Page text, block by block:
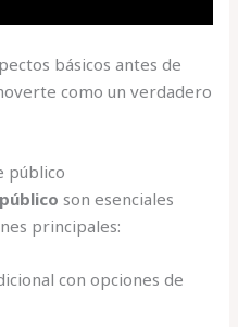
básicos antes de
como un verdadero
público
son esenciales
principales:
con opciones de